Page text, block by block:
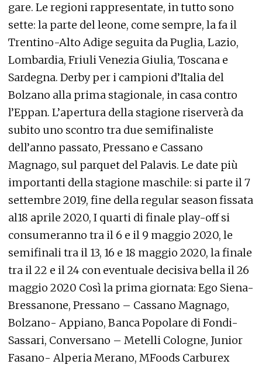
gare. Le regioni rappresentate, in tutto sono
sette: la parte del leone, come sempre, la fa il
Trentino-Alto Adige seguita da Puglia, Lazio,
Lombardia, Friuli Venezia Giulia, Toscana e
Sardegna. Derby per i campioni d’Italia del
Bolzano alla prima stagionale, in casa contro
l’Eppan. L’apertura della stagione riserverà da
subito uno scontro tra due semifinaliste
dell’anno passato, Pressano e Cassano
Magnago, sul parquet del Palavis. Le date più
importanti della stagione maschile: si parte il 7
settembre 2019, fine della regular season fissata
al18 aprile 2020, I quarti di finale play-off si
consumeranno tra il 6 e il 9 maggio 2020, le
semifinali tra il 13, 16 e 18 maggio 2020, la finale
tra il 22 e il 24 con eventuale decisiva bella il 26
maggio 2020 Così la prima giornata: Ego Siena-
Bressanone, Pressano – Cassano Magnago,
Bolzano- Appiano, Banca Popolare di Fondi-
Sassari, Conversano – Metelli Cologne, Junior
Fasano- Alperia Merano, MFoods Carburex